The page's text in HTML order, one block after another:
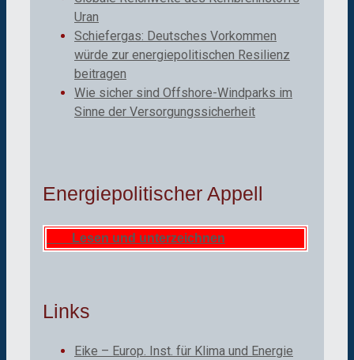
Uran
Schiefergas: Deutsches Vorkommen
würde zur energiepolitischen Resilienz
beitragen
Wie sicher sind Offshore-Windparks im
Sinne der Versorgungssicherheit
Energiepolitischer Appell
Lesen und unterzeichnen
Links
Eike – Europ. Inst. für Klima und Energie